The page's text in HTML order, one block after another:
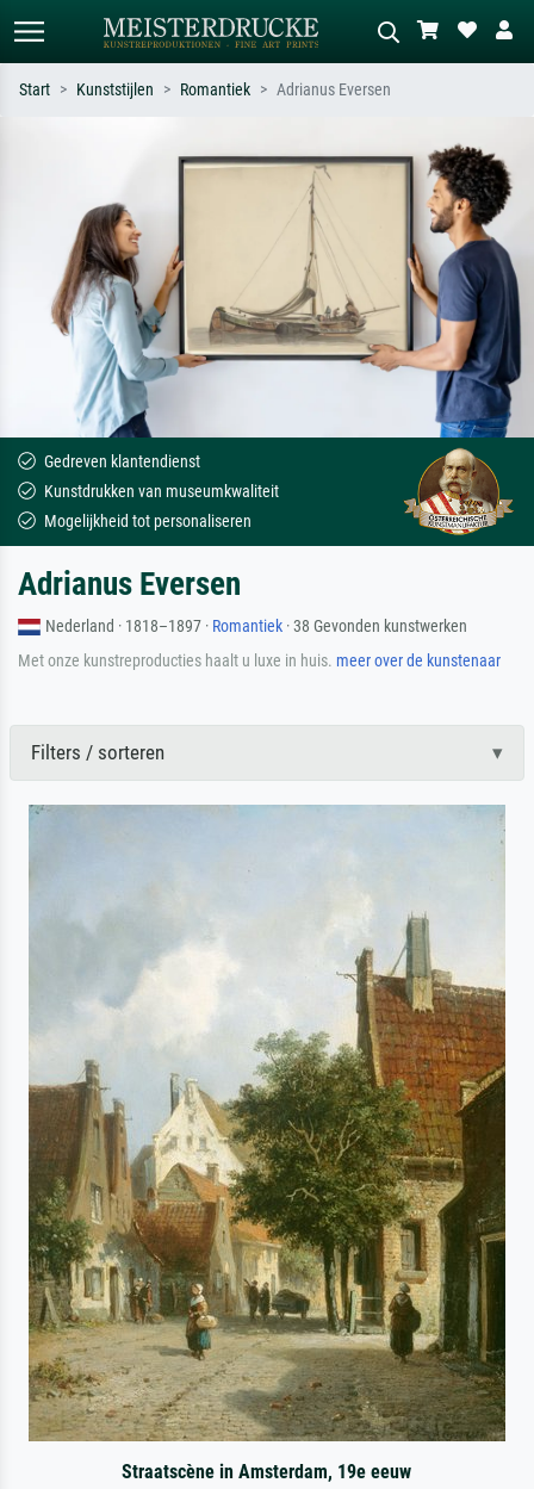
Monet, Sterrennacht, impressionisme,
Hokusai-golf, naakt.
Beschrijf de scène – bijv. groene
weide, abstract met veel rood, donker
olieverfschilderij, staand naakt naast
een boom.
Start Kunststijlen Romantiek Adrianus Eversen
Gedreven klantendienst
Kunstdrukken van museumkwaliteit
Mogelijkheid tot personaliseren
Adrianus Eversen
Nederland · 1818–1897 · Romantiek · 38 Gevonden kunstwerken
Met onze kunstreproducties haalt u luxe in huis. meer over de kunstenaar
Filters / sorteren
Straatscène in Amsterdam, 19e eeuw